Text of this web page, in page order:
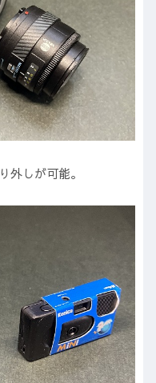
外しが可能。